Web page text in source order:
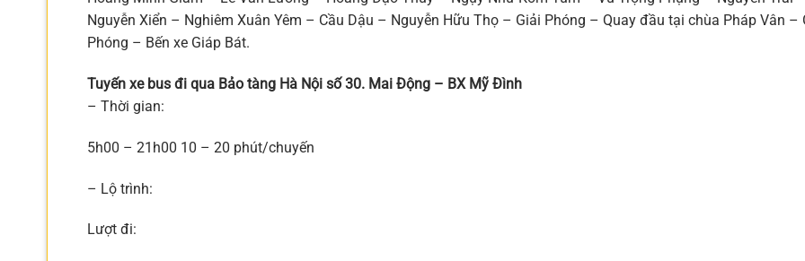
Nguyễn Xiển – Nghiêm Xuân Yêm – Cầu Dậu – Nguyễn Hữu Thọ – Giải Phóng – Quay đầu tại chùa Pháp Vân –
Phóng – Bến xe Giáp Bát.
Tuyến xe bus đi qua Bảo tàng Hà Nội số 30. Mai Động – BX Mỹ Đình
– Thời gian:
5h00 – 21h00 10 – 20 phút/chuyến
– Lộ trình:
Lượt đi: